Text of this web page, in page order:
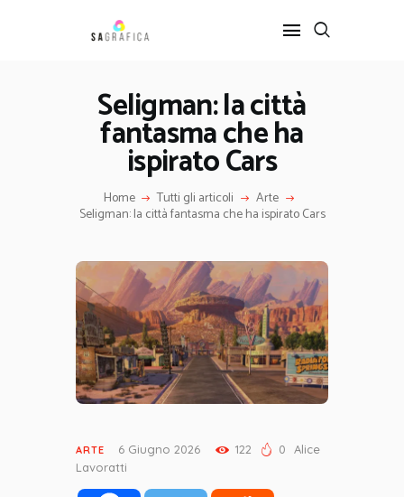
Seligman: la città
fantasma che ha
ispirato Cars
Home Tutti gli articoli Arte
Seligman: la città fantasma che ha ispirato Cars
HOME
GRAFICA
INTERIOR DESIGN
SERVIZI
CONTATTI
ARTE 6 Giugno 2026 122 0
Alice
Lavoratti